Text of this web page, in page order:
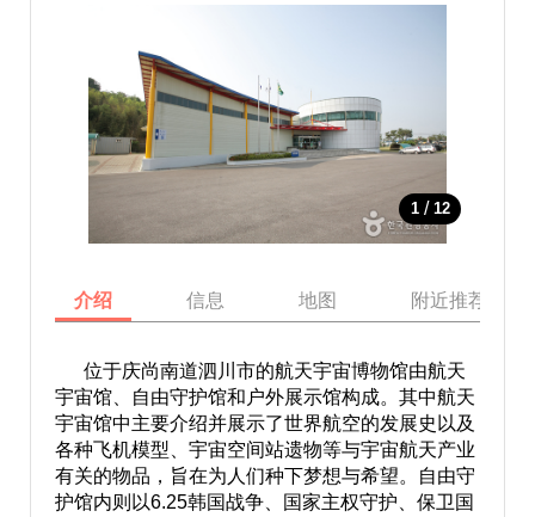
1 / 12
介绍 信息 地图 附近推荐景点
位于庆尚南道泗川市的航天宇宙博物馆由航天
宇宙馆、自由守护馆和户外展示馆构成。其中航天
宇宙馆中主要介绍并展示了世界航空的发展史以及
各种飞机模型、宇宙空间站遗物等与宇宙航天产业
有关的物品，旨在为人们种下梦想与希望。自由守
护馆内则以6.25韩国战争、国家主权守护、保卫国